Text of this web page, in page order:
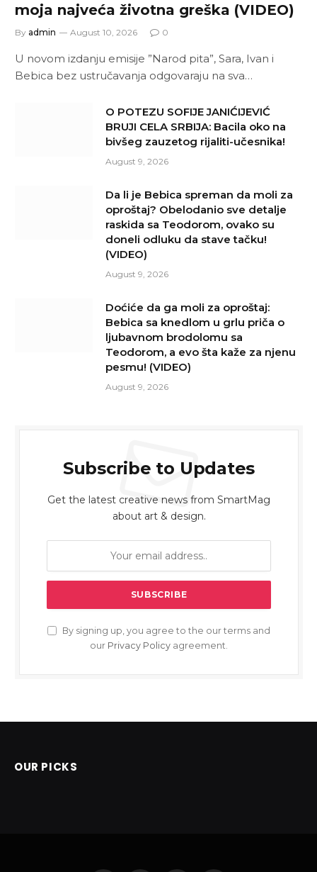
moja najveća životna greška (VIDEO)
By admin August 10, 2026 0
U novom izdanju emisije ”Narod pita”, Sara, Ivan i
Bebica bez ustručavanja odgovaraju na sva…
O POTEZU SOFIJE JANIĆIJEVIĆ
BRUJI CELA SRBIJA: Bacila oko na
bivšeg zauzetog rijaliti-učesnika!
August 9, 2026
Da li je Bebica spreman da moli za
oproštaj? Obelodanio sve detalje
raskida sa Teodorom, ovako su
doneli odluku da stave tačku!
(VIDEO)
August 9, 2026
Doćiće da ga moli za oproštaj:
Bebica sa knedlom u grlu priča o
ljubavnom brodolomu sa
Teodorom, a evo šta kaže za njenu
pesmu! (VIDEO)
August 9, 2026
Subscribe to Updates
Get the latest creative news from SmartMag
about art & design.
By signing up, you agree to the our terms and
our Privacy Policy agreement.
OUR PICKS